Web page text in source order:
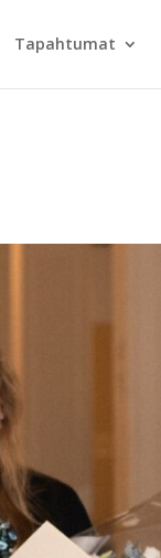
Tapahtumat